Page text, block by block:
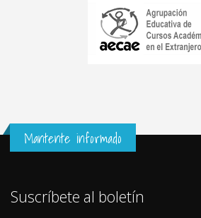
Mantente informado
Suscríbete al boletín